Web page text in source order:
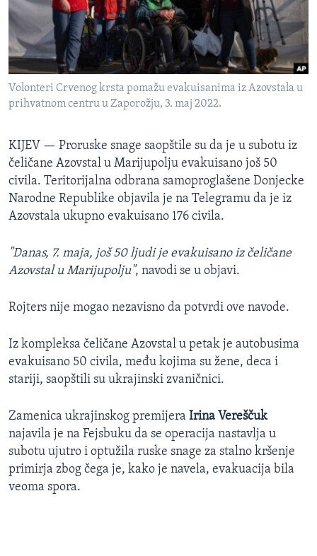
SPORT
INTERVJU
Volonteri Crvenog krsta pomažu evakuisanima iz Azovstala u
prihvatnom centru u Zaporožju, 3. maj 2022.
KIJEV — Proruske snage saopštile su da je u subotu iz
čeličane Azovstal u Marijupolju evakuisano još 50
civila. Teritorijalna odbrana samoproglašene Donjecke
Narodne Republike objavila je na Telegramu da je iz
Azovstala ukupno evakuisano 176 civila.
"Danas, 7. maja, još 50 ljudi je evakuisano iz čeličane
Azovstal u Marijupolju", navodi se u objavi.
Rojters nije mogao nezavisno da potvrdi ove navode.
Iz kompleksa čeličane Azovstal u petak je autobusima
evakuisano 50 civila, među kojima su žene, deca i
stariji, saopštili su ukrajinski zvaničnici.
Zamenica ukrajinskog premijera Irina Vereščuk
najavila je na Fejsbuku da se operacija nastavlja u
subotu ujutro i optužila ruske snage za stalno kršenje
primirja zbog čega je, kako je navela, evakuacija bila
veoma spora.